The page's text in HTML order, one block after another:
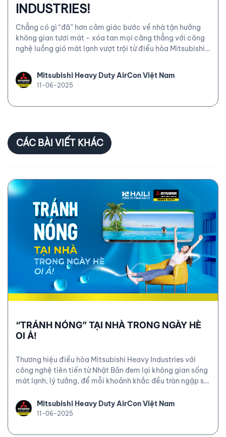
INDUSTRIES!
Chẳng có gì “đã” hơn cảm giác bước về nhà tận hưởng
không gian tươi mát - xóa tan mọi căng thẳng với công
nghệ luồng gió mát lạnh vượt trội từ điều hòa Mitsubishi
Mitsubishi Heavy Duty AirCon Việt Nam
11-06-2025
CÁC BÀI VIẾT KHÁC
“TRÁNH NÓNG” TẠI NHÀ TRONG NGÀY HÈ
OI Ả!
Thương hiệu điều hòa Mitsubishi Heavy Industries với
công nghệ tiên tiến từ Nhật Bản đem lại không gian sống
mát lạnh, lý tưởng, để mỗi khoảnh khắc đều tràn ngập sự
Mitsubishi Heavy Duty AirCon Việt Nam
11-06-2025